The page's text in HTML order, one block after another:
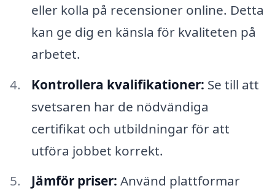
eller kolla på recensioner online. Detta
kan ge dig en känsla för kvaliteten på
arbetet.
Kontrollera kvalifikationer: Se till att
svetsaren har de nödvändiga
certifikat och utbildningar för att
utföra jobbet korrekt.
Jämför priser: Använd plattformar